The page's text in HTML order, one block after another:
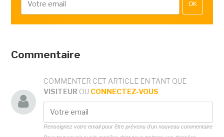
OK
Commentaire
COMMENTER CET ARTICLE EN TANT QUE
VISITEUR OU CONNECTEZ-VOUS
Renseignez votre email pour être prévenu d'un nouveau commentaire